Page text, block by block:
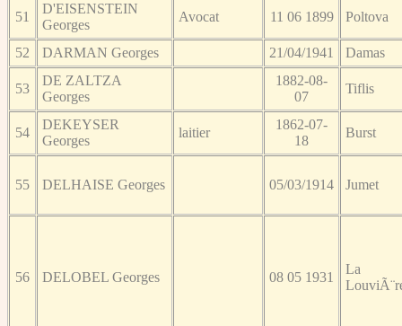
51
D'EISENSTEIN
Georges
Avocat 11 06 1899 Poltova
52 DARMAN Georges 21/04/1941 Damas
53
DE ZALTZA
Georges
1882-08-
07
Tiflis
54
DEKEYSER
Georges
laitier
1862-07-
18
Burst
55 DELHAISE Georges 05/03/1914 Jumet
56 DELOBEL Georges 08 05 1931
La